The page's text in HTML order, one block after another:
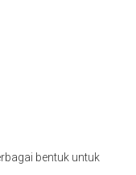
bentuk untuk